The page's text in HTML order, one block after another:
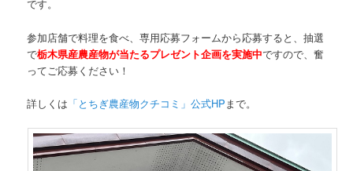
です。
参加店舗で料理を食べ、専用応募フォームから応募すると、抽選
で栃木県産農産物が当たるプレゼント企画を実施中ですので、奮
ってご応募ください！
詳しくは 「とちぎ農産物クチコミ」公式HP まで。